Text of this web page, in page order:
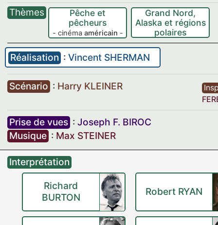
Thèmes
Pêche et
pêcheurs
- cinéma américain -
Grand Nord,
Alaska et régions
polaires
Réalisation : Vincent SHERMAN
Scénario : Harry KLEINER
Prise de vues : Joseph F. BIROC
Musique : Max STEINER
Interprétation
Richard
BURTON
Robert RYAN